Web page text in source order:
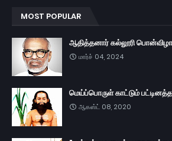
MOST POPULAR
ஆதித்தனார் கல்லூரி பொன்விழா
மார்ச் 04, 2024
மெய்ப்பொருள் காட்டும்
ஆகஸ்ட் 08, 2020